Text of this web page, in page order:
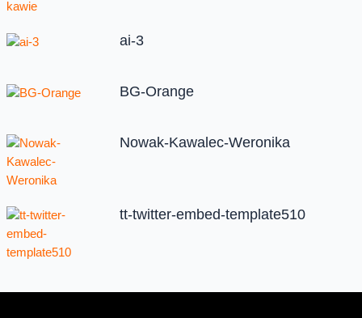
ai-3
BG-Orange
Nowak-Kawalec-Weronika
tt-twitter-embed-template510